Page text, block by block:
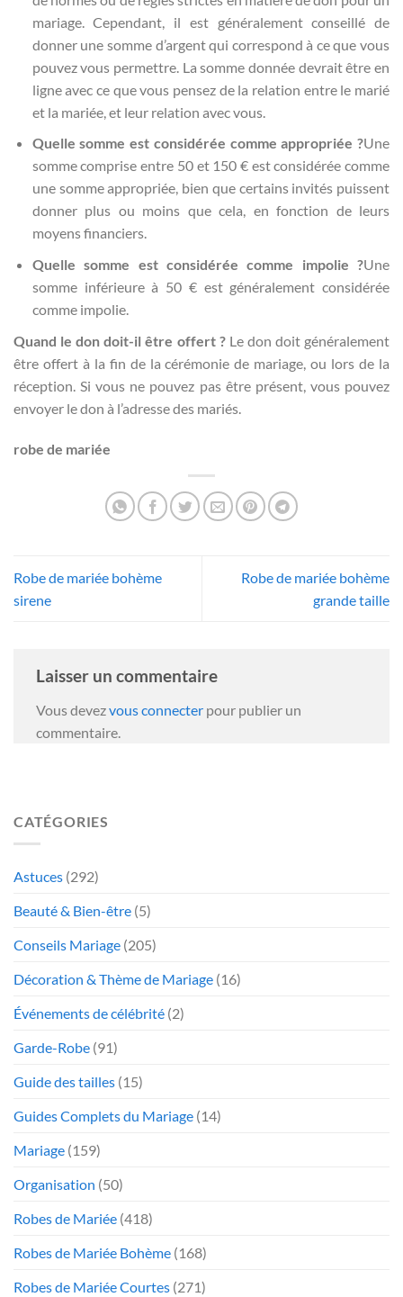
mariage. Cependant, il est généralement conseillé de
donner une somme d’argent qui correspond à ce que vous
pouvez vous permettre. La somme donnée devrait être en
ligne avec ce que vous pensez de la relation entre le marié
et la mariée, et leur relation avec vous.
Quelle somme est considérée comme appropriée ?Une
somme comprise entre 50 et 150 € est considérée comme
une somme appropriée, bien que certains invités puissent
donner plus ou moins que cela, en fonction de leurs
moyens financiers.
Quelle somme est considérée comme impolie ?Une
somme inférieure à 50 € est généralement considérée
comme impolie.
Quand le don doit-il être offert ?Le don doit généralement
être offert à la fin de la cérémonie de mariage, ou lors de la
réception. Si vous ne pouvez pas être présent, vous pouvez
envoyer le don à l’adresse des mariés.
robe de mariée
Robe de mariée bohème
sirene
Robe de mariée bohème
grande taille
Laisser un commentaire
Vous devezvous connecter pour publier un
commentaire.
CATÉGORIES
Astuces (292)
Beauté & Bien-être (5)
Conseils Mariage (205)
Décoration & Thème de Mariage (16)
Événements de célébrité (2)
Garde-Robe (91)
Guide des tailles (15)
Guides Complets du Mariage (14)
Mariage (159)
Organisation (50)
Robes de Mariée (418)
Robes de Mariée Bohème (168)
Robes de Mariée Courtes (271)